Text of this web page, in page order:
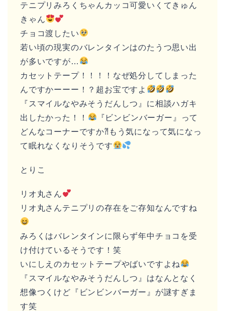
テニプリみろくちゃんカッコ可愛いくてきゅん
きゃん
チョコ渡したい
若い頃の現実のバレンタインはのたうつ思い出
が多いですが…
カセットテープ！！！！なぜ処分してしまった
んですかーーー！？超お宝ですよ
『スマイルなやみそうだんしつ』に相談ハガキ
出したかった！！
『ビンビンバーガー』って
どんなコーナーですか⁈もう気になって気になっ
て眠れなくなりそうです
とりこ
リオ丸さん
リオ丸さんテニプリの存在をご存知なんですね
みろくはバレンタインに限らず年中チョコを受
け付けているそうです！笑
いにしえのカセットテープやばいですよね
『スマイルなやみそうだんしつ』はなんとなく
想像つくけど『ビンビンバーガー』が謎すぎま
す笑